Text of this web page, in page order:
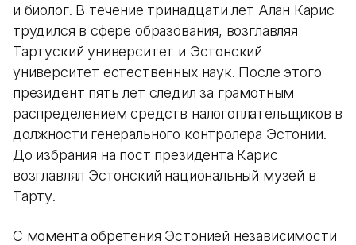
и биолог. В течение тринадцати лет Алан Карис
трудился в сфере образования, возглавляя
Тартуский университет и Эстонский
университет естественных наук. После этого
президент пять лет следил за грамотным
распределением средств налогоплательщиков в
должности генерального контролера Эстонии.
До избрания на пост президента Карис
возглавлял Эстонский национальный музей в
Тарту.
С момента обретения Эстонией независимости